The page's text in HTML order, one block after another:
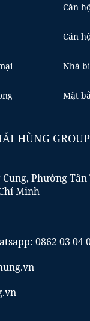
HÙNG GROUP
Phường
Minh
0862 03 04
Căn
Căn
Nhà
Mặt